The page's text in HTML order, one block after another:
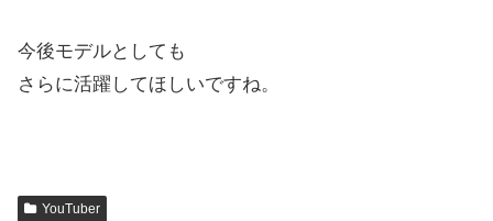
今後モデルとしても
さらに活躍してほしいですね。
YouTuber